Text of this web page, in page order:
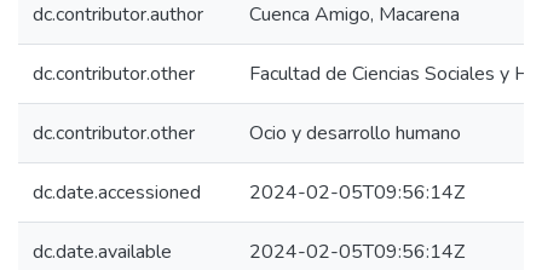
dc.contributor.author Cuenca Amigo, Macarena
dc.contributor.other Facultad de Ciencias Sociales y
dc.contributor.other Ocio y desarrollo humano
dc.date.accessioned 2024-02-05T09:56:14Z
dc.date.available 2024-02-05T09:56:14Z